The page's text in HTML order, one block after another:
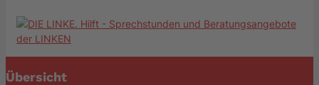
Übersicht